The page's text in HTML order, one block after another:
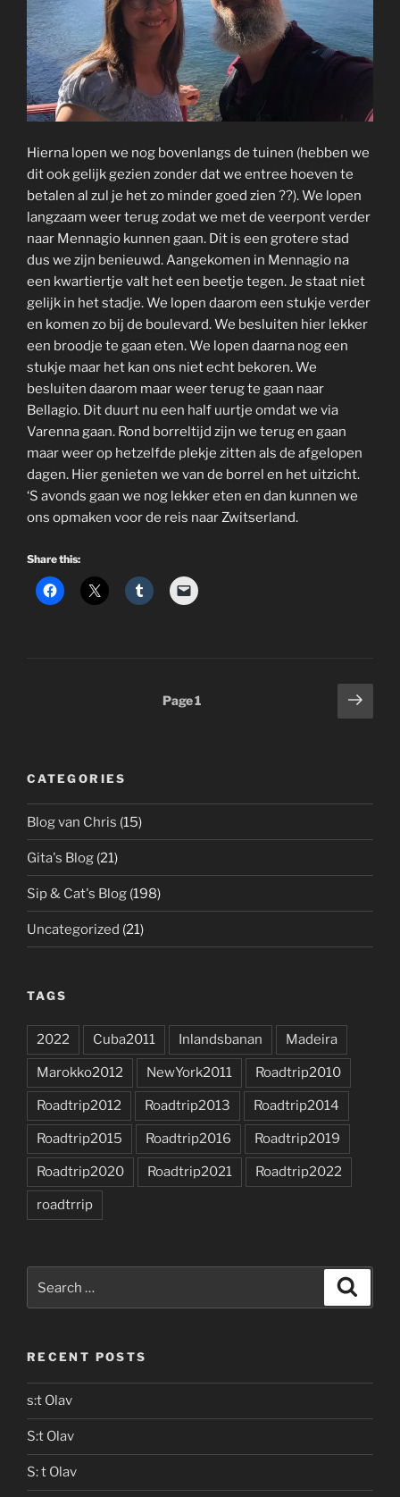
Hierna lopen we nog bovenlangs de tuinen (hebben we
dit ook gelijk gezien zonder dat we entree hoeven te
betalen al zul je het zo minder goed zien ??). We lopen
langzaam weer terug zodat we met de veerpont verder
naar Mennagio kunnen gaan. Dit is een grotere stad
dus we zijn benieuwd. Aangekomen in Mennagio na
een kwartiertje valt het een beetje tegen. Je staat niet
gelijk in het stadje. We lopen daarom een stukje verder
en komen zo bij de boulevard. We besluiten hier lekker
een broodje te gaan eten. We lopen daarna nog een
stukje maar het kan ons niet echt bekoren. We
besluiten daarom maar weer terug te gaan naar
Bellagio. Dit duurt nu een half uurtje omdat we via
Varenna gaan. Rond borreltijd zijn we terug en gaan
maar weer op hetzelfde plekje zitten als de afgelopen
dagen. Hier genieten we van de borrel en het uitzicht.
‘S avonds gaan we nog lekker eten en dan kunnen we
ons opmaken voor de reis naar Zwitserland.
Share this:
Page1
Next
page
CATEGORIES
Blog van Chris (15)
Gita's Blog (21)
Sip & Cat's Blog (198)
Uncategorized (21)
TAGS
2022 Cuba2011 Inlandsbanan Madeira
Marokko2012 NewYork2011 Roadtrip2010
Roadtrip2012 Roadtrip2013 Roadtrip2014
Roadtrip2015 Roadtrip2016 Roadtrip2019
Roadtrip2020 Roadtrip2021 Roadtrip2022
roadtrrip
for:
RECENT POSTS
s:t Olav
S:t Olav
S: t Olav